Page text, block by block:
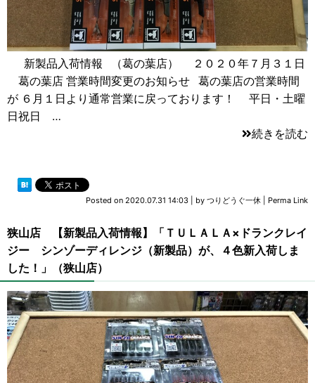
新製品入荷情報 （葛の葉店） ２０２０年７月３１日
葛の葉店 営業時間変更のお知らせ 葛の葉店の営業時間
が ６月１日より通常営業に戻っております！ 平日・土曜
日祝日 …
続きを読む
Posted on 2020.07.31 14:03 by つりどうぐ一休 Perma Link
狭山店 【新製品入荷情報】「ＴＵＬＡＬＡ×ドランクレイ
ジー シンゾーディレンジ（新製品）が、４色新入荷しま
した！」（狭山店）